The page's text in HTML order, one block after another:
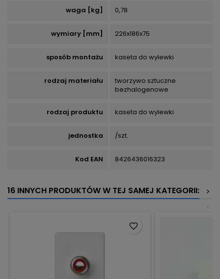
waga [kg] 0,78
wymiary [mm] 226x186x75
sposób montażu kaseta do wylewki
rodzaj materiału
tworzywo sztuczne
bezhalogenowe
rodzaj produktu kaseta do wylewki
jednostka /szt.
Kod EAN 8426436016323
16 INNYCH PRODUKTÓW W TEJ SAMEJ KATEGORII:
>
<
favorite_border